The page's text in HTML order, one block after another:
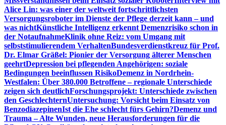
Alice Lin: was einer der weltweit fortschrittlichsten
Versorgungsroboter im Dienste der Pflege derzeit kann – und
was nichtKünstliche Intelligenz erkennt Demenzrisiko schon in
der NotaufnahmeKlinik ohne Reiz: vom Umgang mit
selbststimulierendem VerhaltenBundesverdienstkreuz für Prof.
Dr. Elmar Gräßel: Pionier der Versorgung älterer Menschen
geehrtDepression bei pflegenden Angehörigen: soziale
Bedingungen beeinflussen RisikoDemenz in Nordrhein-
Westfalen: Über 380.000 Betroffene – regionale Unterschiede
zeigen sich deutlichForschungsprojekt: Unterschiede zwischen
den GeschlechternUntersuchung: Vorsicht beim Einsatz von
BenzodiazepinenIst die Ehe schlecht fürs Gehirn?Demenz und
Trauma – Alte Wunden, neue Herausforderungen für die